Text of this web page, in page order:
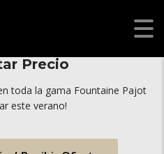
Precio
toda la gama Fountaine Pajot
este verano!